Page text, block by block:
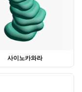
사이노카와라